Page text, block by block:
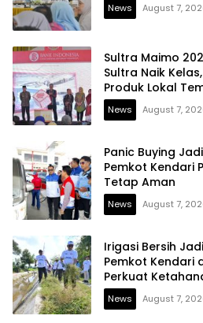
News August 7,
Sultra Maimo
Sultra Naik
Produk Lokal
News August 7,
Panic Buying
Pemkot Kendari
Tetap Aman
News August 7,
Irigasi Bersih
Pemkot Kendari
Perkuat
News August 7,